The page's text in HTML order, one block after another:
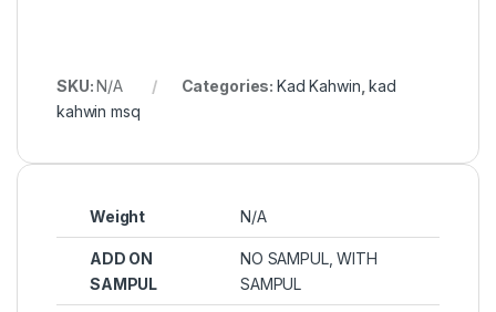
SKU:N/A Categories: Kad Kahwin ,kad
kahwin msq
Weight N/A
ADD ON
SAMPUL
NO SAMPUL, WITH
SAMPUL